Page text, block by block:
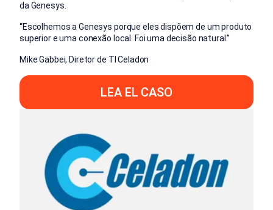
da Genesys.
“Escolhemos a Genesys porque eles dispõem de um produto
superior e uma conexão local. Foi uma decisão natural.”
Mike Gabbei, Diretor de TI Celadon
LEA EL CASO